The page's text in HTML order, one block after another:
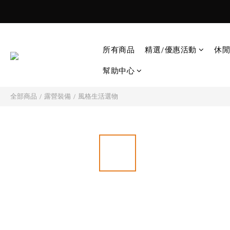
所有商品 精選/優惠活動
休
幫助中心
全部商品 / 露營裝備 / 風格生活選物